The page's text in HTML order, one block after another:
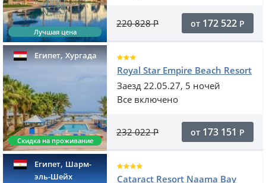
Лучшая цена
220 828Р от 172 522 Р
Египет,Хургада
Скидка на проживание
Royal Star Empire Beach Resort
Заезд 22.05.27, 5 ночей
Все включено
232 022Р от 173 151 Р
Египет,Шарм-
эль-Шейх
Cataract Resort Naama Bay